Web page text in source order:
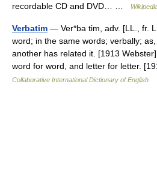
recordable CD and DVD… …
Verbatim — Ver*ba tim, adv. [LL., fr.
word; in the same words; verbally;
another has related it. [1913
word for word, and letter for letter.
Collaborative International Dictionary of English